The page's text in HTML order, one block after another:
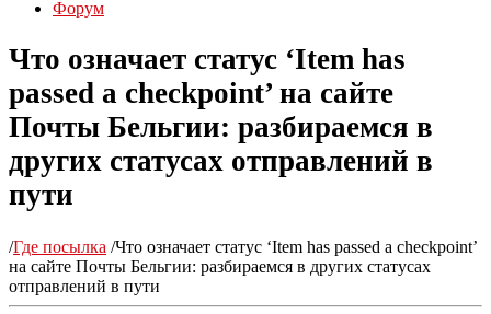
Форум
Что означает статус ‘Item has
passed a checkpoint’ на сайте
Почты Бельгии: разбираемся в
других статусах отправлений в
пути
/Где посылка /Что означает статус ‘Item has passed a checkpoint’
на сайте Почты Бельгии: разбираемся в других статусах
отправлений в пути